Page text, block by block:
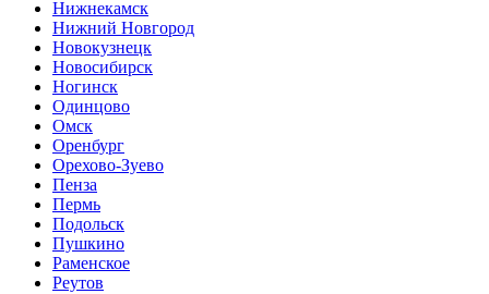
Нижнекамск
Нижний Новгород
Новокузнецк
Новосибирск
Ногинск
Одинцово
Омск
Оренбург
Орехово-Зуево
Пенза
Пермь
Подольск
Пушкино
Раменское
Реутов